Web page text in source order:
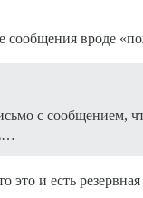
вроде
с сообщением,
и есть